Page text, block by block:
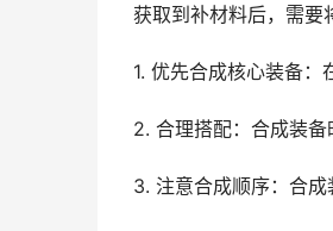
获取到补材料后，需要
1. 优先合成核心装备：
2. 合理搭配：合成装备
3. 注意合成顺序：合成